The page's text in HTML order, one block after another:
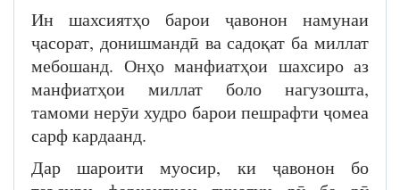
Ин шахсиятҳо барои ҷавонон намунаи
ҷасорат, донишмандӣ ва садоқат ба миллат
мебошанд. Онҳо манфиатҳои шахсиро аз
манфиатҳои миллат боло нагузошта,
тамоми нерӯи худро барои пешрафти ҷомеа
сарф кардаанд.
Дар шароити муосир, ки ҷавонон бо